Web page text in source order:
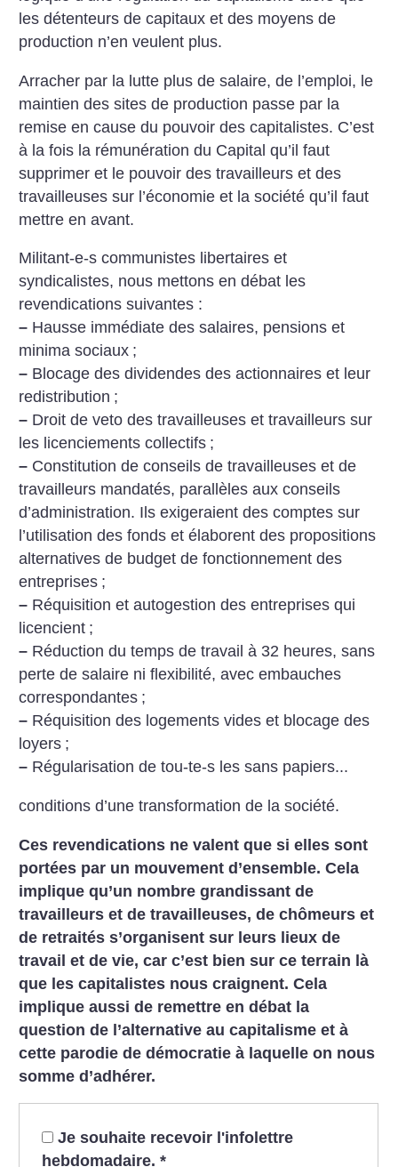
les détenteurs de capitaux et des moyens de
production n’en veulent plus.
Arracher par la lutte plus de salaire, de l’emploi, le
maintien des sites de production passe par la
remise en cause du pouvoir des capitalistes. C’est
à la fois la rémunération du Capital qu’il faut
supprimer et le pouvoir des travailleurs et des
travailleuses sur l’économie et la société qu’il faut
mettre en avant.
Militant-e-s communistes libertaires et
syndicalistes, nous mettons en débat les
revendications suivantes :
– Hausse immédiate des salaires, pensions et
minima sociaux ;
– Blocage des dividendes des actionnaires et leur
redistribution ;
– Droit de veto des travailleuses et travailleurs sur
les licenciements collectifs ;
– Constitution de conseils de travailleuses et de
travailleurs mandatés, parallèles aux conseils
d’administration. Ils exigeraient des comptes sur
l’utilisation des fonds et élaborent des propositions
alternatives de budget de fonctionnement des
entreprises ;
– Réquisition et autogestion des entreprises qui
licencient ;
– Réduction du temps de travail à 32 heures, sans
perte de salaire ni flexibilité, avec embauches
correspondantes ;
– Réquisition des logements vides et blocage des
loyers ;
– Régularisation de tou-te-s les sans papiers...
conditions d’une transformation de la société.
Ces revendications ne valent que si elles sont
portées par un mouvement d’ensemble. Cela
implique qu’un nombre grandissant de
travailleurs et de travailleuses, de chômeurs et
de retraités s’organisent sur leurs lieux de
travail et de vie, car c’est bien sur ce terrain là
que les capitalistes nous craignent. Cela
implique aussi de remettre en débat la
question de l’alternative au capitalisme et à
cette parodie de démocratie à laquelle on nous
somme d’adhérer.
Je souhaite recevoir l'infolettre
hebdomadaire. *